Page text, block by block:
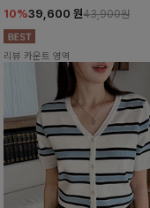
10%39,600 원43,900원
리뷰 카운트 영역